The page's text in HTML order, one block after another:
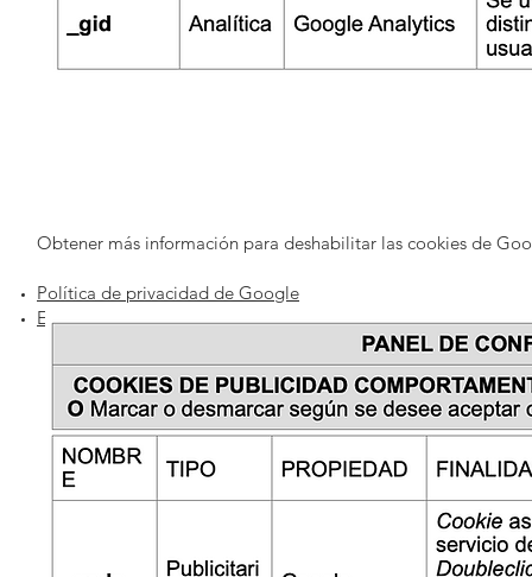
Obtener más información para deshabilitar las cookies de
Política de privacidad de Google
Exclusión de Google Analytics